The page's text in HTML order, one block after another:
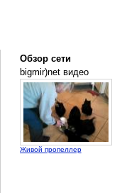
Обзор сети
bigmir)net видео
Живой пропеллер